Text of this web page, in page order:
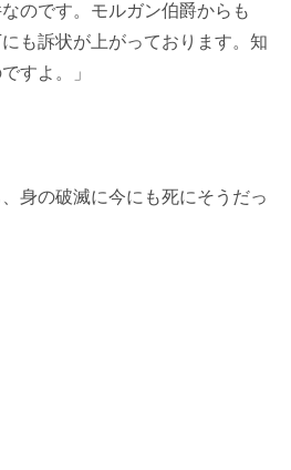
のです。モルガン伯爵からも
も訴状が上がっております。知
すよ。」
身の破滅に今にも死にそうだっ